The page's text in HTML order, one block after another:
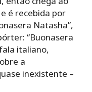
é recebida por
Natasha”,
“Buonasera
italiano,
a
inexistente –